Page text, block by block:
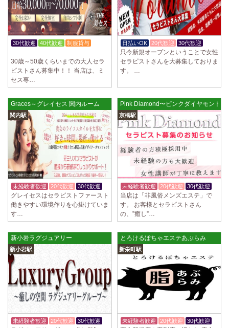
30代歓迎 40代歓迎
制服貸与
30歳～50歳くらいまでの大人セラ
ピストさん募集中！！ 当店は、ミ
セス専…
日払いOK 20代歓迎 30代歓迎
只今新規オープンということで女性
セラピストさんを大募集しておりま
す。 …
Graces～グレイセス 関内ルーム
関内駅
未経験者歓迎 20代歓迎 30代歓迎
グレイセスはセラピストファースト
働きやすい環境作りを心掛けていま
す…
Pink Diamond〜ピンクダイヤモンド
京橋駅
未経験者歓迎 20代歓迎 30代歓迎
当店は「非風俗メンズエステ」で
す。 お客様とセラピストさん
の、”癒し”…
新小岩ラグジュアリー
新小岩駅
未経験者歓迎 20代歓迎 30代歓迎
とろけるぽちゃエステあぶらみ
新栄町駅
未経験者歓迎 20代歓迎 30代歓迎